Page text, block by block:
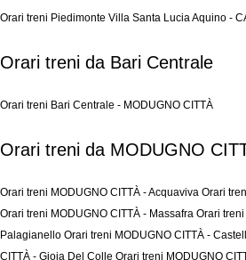
Orari treni Piedimonte Villa Santa Lucia Aquino -
Orari treni da Bari Centrale
Orari treni Bari Centrale - MODUGNO CITTÀ
Orari treni da MODUGNO
Orari treni MODUGNO CITTÀ - Acquaviva Orari
Orari treni MODUGNO CITTÀ - Massafra Orari
Palagianello Orari treni MODUGNO CITTÀ -
CITTÀ - Gioia Del Colle Orari treni MODUGNO